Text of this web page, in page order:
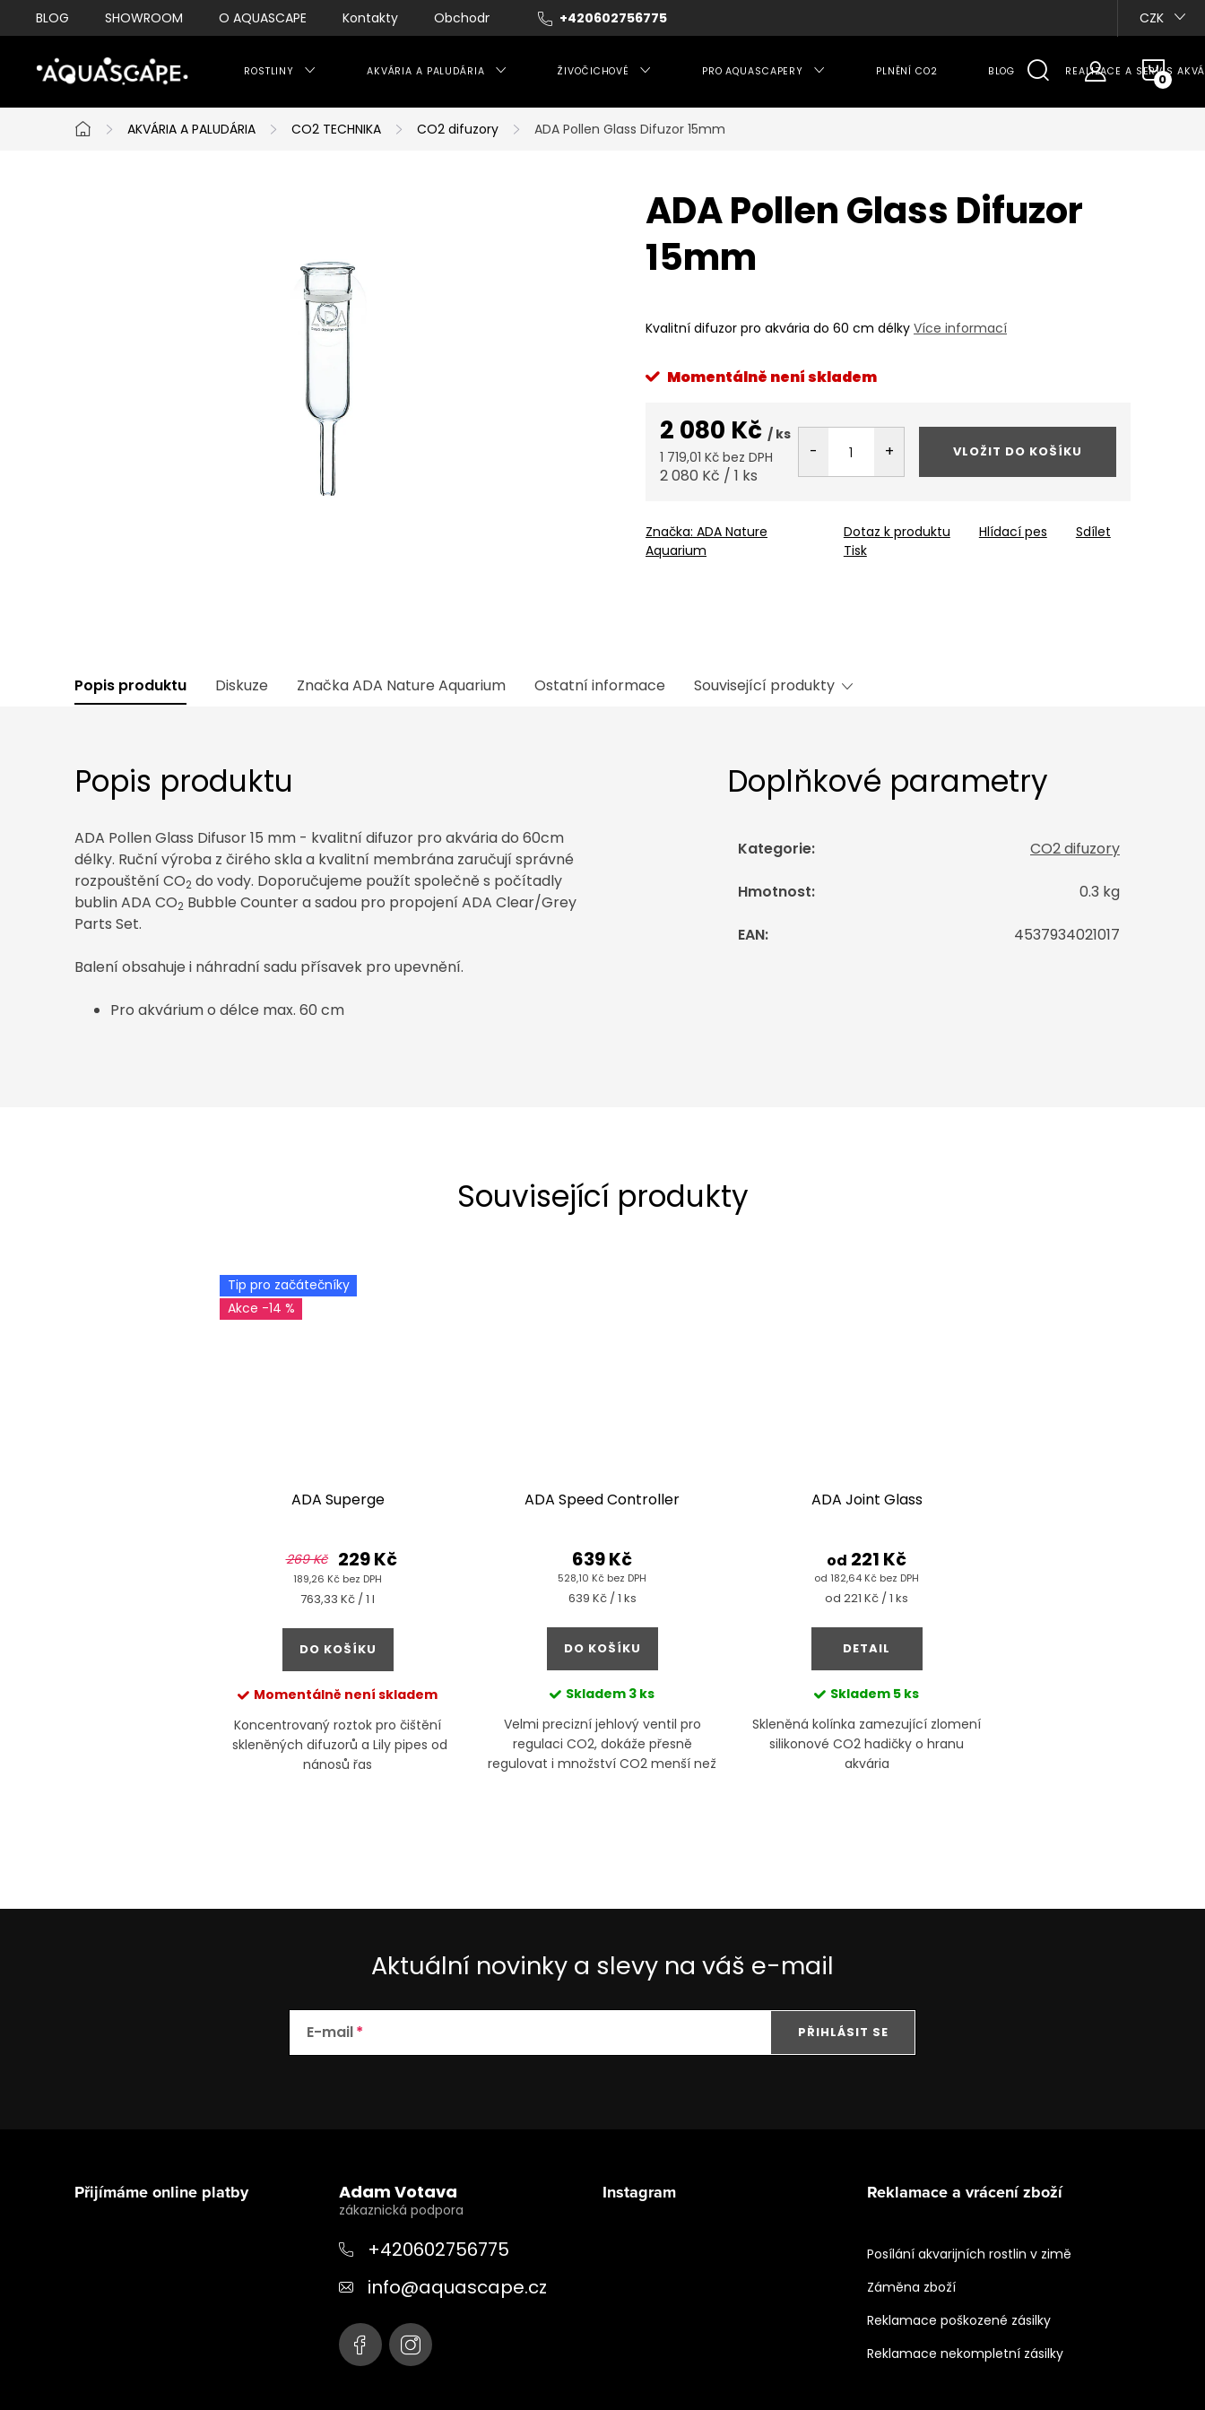
Přejít
na
+420602756775
BLOG SHOWROOM O AQUASCAPE Kontakty Obchodní podmínky Moje objednávka CZK
ROSTLINY AKVÁRIA A PALUDÁRIA ŽIVOČICHOVÉ PRO AQUASCAPERY PLNĚNÍ CO2 BLOG REALIZACE A SERVIS
Domů
AKVÁRIA A PALUDÁRIA CO2 TECHNIKA CO2 difuzory ADA Pollen Glass Difuzor 15mm
ADA Pollen Glass Difuzor
15mm
Kvalitní difuzor pro akvária do 60 cm délky Více informací
Momentálně není skladem
2 080 Kč / ks
1 719,01 Kč bez DPH
Měrná
2 080 Kč / 1 ks
VLOŽIT DO KOŠÍKU
Značka: ADA Nature
Aquarium
Tisk
Dotaz k produktu Hlídací pes Sdílet
Popis produktu Diskuze ZnačkaADA Nature Aquarium Ostatní informace Související produkty
Popis produktu
ADA Pollen Glass Difusor 15 mm - kvalitní difuzor pro akvária do 60cm
délky. Ruční výroba z čirého skla a kvalitní membrána zaručují správné
rozpouštění CO2 do vody. Doporučujeme použít společně s počítadly
bublin ADA CO2 Bubble Counter a sadou pro propojení ADA Clear/Grey
Parts Set.
Balení obsahuje i náhradní sadu přísavek pro upevnění.
Pro akvárium o délce max. 60 cm
Doplňkové parametry
Kategorie: CO2 difuzory
Hmotnost: 0.3 kg
EAN: 4537934021017
Související produkty
Tip pro začátečníky
-14 %
ADA Superge
269 Kč
189,26 Kč bez DPH
229 Kč
Měrná
763,33 Kč / 1 l
DO KOŠÍKU
Momentálně není skladem
Koncentrovaný roztok pro čištění
skleněných difuzorů a Lily pipes od
nánosů řas
ADA Speed Controller
528,10 Kč bez DPH
639 Kč
Měrná
639 Kč / 1 ks
DO KOŠÍKU
Skladem 3 ks
Velmi precizní jehlový ventil pro
regulaci CO2, dokáže přesně
regulovat i množství CO2 menší než
ADA Joint Glass
od 182,64 Kč bez DPH
od 221 Kč
Měrná
od 221 Kč / 1 ks
DETAIL
Skladem 5 ks
Skleněná kolínka zamezující zlomení
silikonové CO2 hadičky o hranu
akvária
Aktuální novinky a slevy na váš e-mail
E-mail PŘIHLÁSIT SE
Přijímáme online platby Adam Votava
+420602756775
info@aquascape.cz
Instagram Reklamace a vrácení zboží
Posílání akvarijních rostlin v zimě
Záměna zboží
Reklamace poškozené zásilky
Reklamace nekompletní zásilky